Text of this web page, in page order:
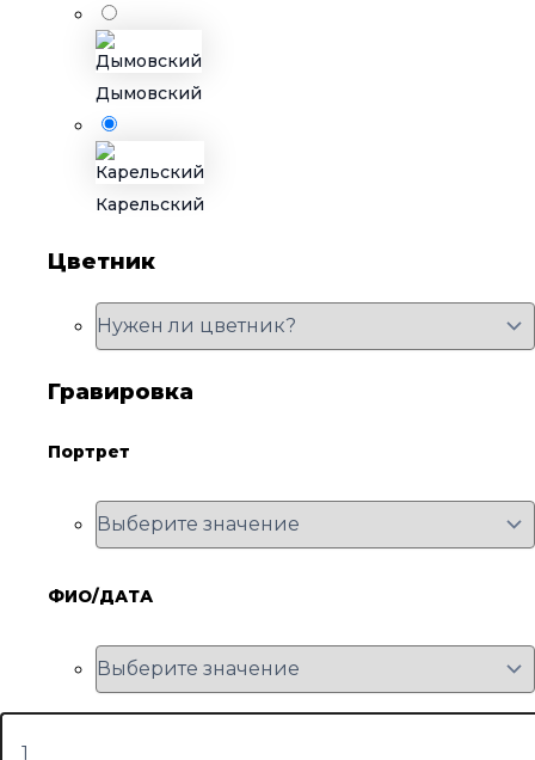
Карельский
Дымовский
Цветник
Гравировка
Портрет
ФИО/ДАТА
Количество
товара